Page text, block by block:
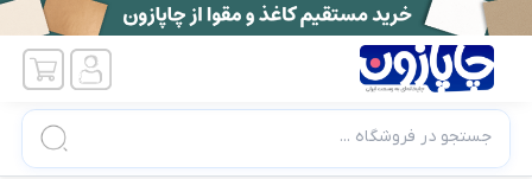
جستجو در فروشگاه ...